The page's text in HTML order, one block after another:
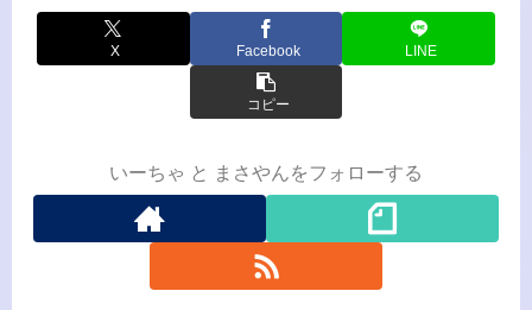
X Facebook LINE
コピー
いーちゃ と まさやんをフォローする